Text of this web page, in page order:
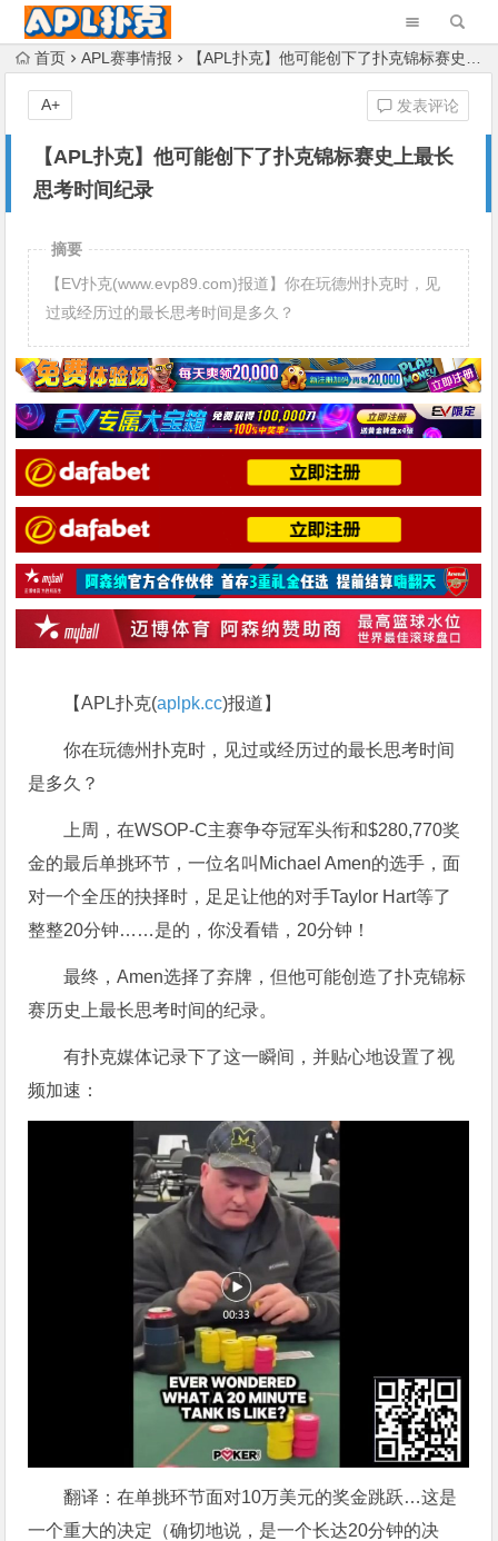
首页 APL赛事情报 【APL扑克】他可能创下了扑克锦标赛史上最长思考时间纪录
【APL扑克】他可能创下了扑克锦标赛史上最长
思考时间纪录
发表评论
A+
摘要
【EV扑克(www.evp89.com)报道】你在玩德州扑克时，见
过或经历过的最长思考时间是多久？
【APL扑克(aplpk.cc)报道】
你在玩德州扑克时，见过或经历过的最长思考时间
是多久？
上周，在WSOP-C主赛争夺冠军头衔和$280,770奖
金的最后单挑环节，一位名叫Michael Amen的选手，面
对一个全压的抉择时，足足让他的对手Taylor Hart等了
整整20分钟……是的，你没看错，20分钟！
最终，Amen选择了弃牌，但他可能创造了扑克锦标
赛历史上最长思考时间的纪录。
有扑克媒体记录下了这一瞬间，并贴心地设置了视
频加速：
翻译：在单挑环节面对10万美元的奖金跳跃…这是
一个重大的决定（确切地说，是一个长达20分钟的决